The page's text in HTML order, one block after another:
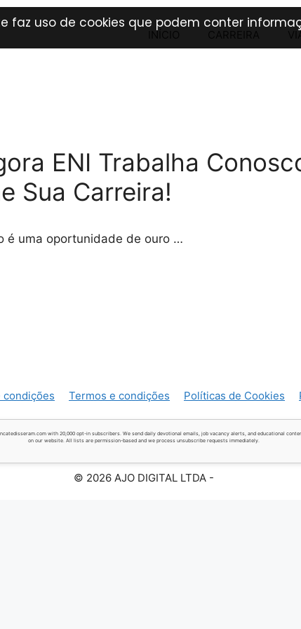
INÍCIO
ENI Trabalha
Sua Carreira!
é uma oportunidade de ouro …
condições Termos e condições Políticas de Cookies
with 20,000 opt-in subscribers. We send daily devotional emails, job vacancy alerts, and educational
on our website. All lists are permission-based and we process unsubscribe requests immediately.
© 2026 AJO DIGITAL LTDA -
faz uso de cookies que podem conter